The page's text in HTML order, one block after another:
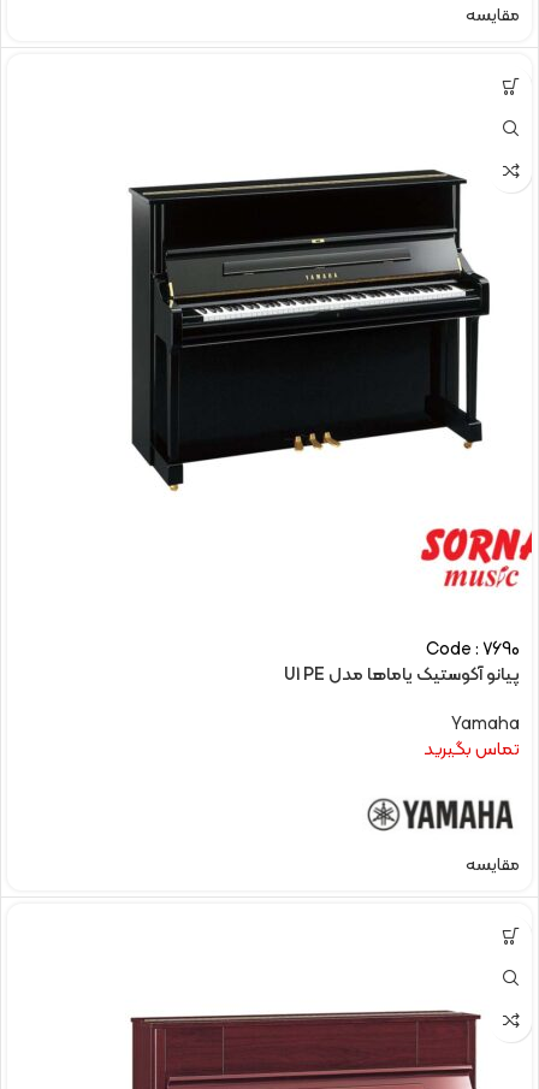
مقایسه
Code : 7690
پیانو آکوستیک یاماها مدل U1 PE
Yamaha
تماس بگیرید
مقایسه